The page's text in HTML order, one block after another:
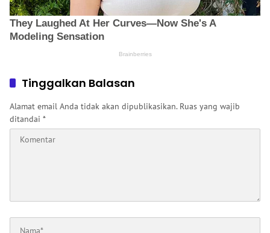
Tinggalkan Balasan
Alamat email Anda tidak akan dipublikasikan. Ruas yang wajib
ditandai *